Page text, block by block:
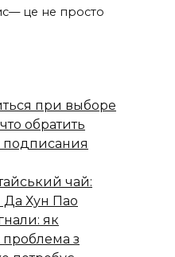
це не просто
при выборе
обратить
чай:
Да Хун Пао
як
проблема з